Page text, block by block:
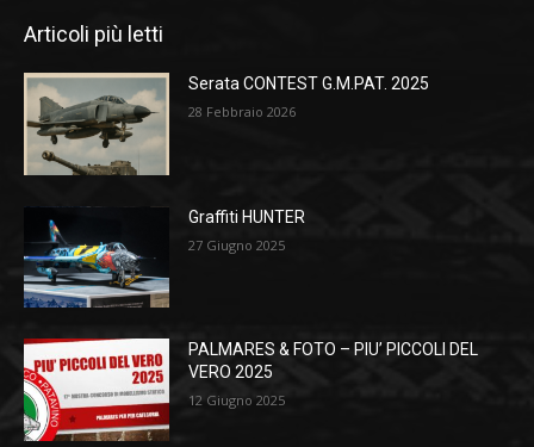
Articoli più letti
Serata CONTEST G.M.PAT. 2025
28 Febbraio 2026
Graffiti HUNTER
27 Giugno 2025
PALMARES & FOTO – PIU’ PICCOLI DEL
VERO 2025
12 Giugno 2025